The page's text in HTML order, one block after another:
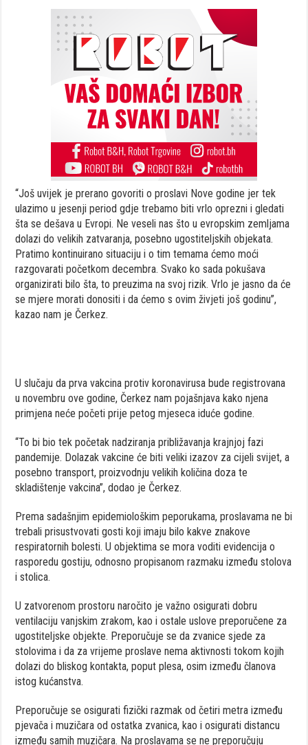
“Još uvijek je prerano govoriti o proslavi Nove godine jer tek
ulazimo u jesenji period gdje trebamo biti vrlo oprezni i gledati
šta se dešava u Evropi. Ne veseli nas što u evropskim zemljama
dolazi do velikih zatvaranja, posebno ugostiteljskih objekata.
Pratimo kontinuirano situaciju i o tim temama ćemo moći
razgovarati početkom decembra. Svako ko sada pokušava
organizirati bilo šta, to preuzima na svoj rizik. Vrlo je jasno da će
se mjere morati donositi i da ćemo s ovim živjeti još godinu”,
kazao nam je Čerkez.
U slučaju da prva vakcina protiv koronavirusa bude registrovana
u novembru ove godine, Čerkez nam pojašnjava kako njena
primjena neće početi prije petog mjeseca iduće godine.
“To bi bio tek početak nadziranja približavanja krajnjoj fazi
pandemije. Dolazak vakcine će biti veliki izazov za cijeli svijet, a
posebno transport, proizvodnju velikih količina doza te
skladištenje vakcina”, dodao je Čerkez.
Prema sadašnjim epidemiološkim peporukama, proslavama ne bi
trebali prisustvovati gosti koji imaju bilo kakve znakove
respiratornih bolesti. U objektima se mora voditi evidencija o
rasporedu gostiju, odnosno propisanom razmaku između stolova
i stolica.
U zatvorenom prostoru naročito je važno osigurati dobru
ventilaciju vanjskim zrakom, kao i ostale uslove preporučene za
ugostiteljske objekte. Preporučuje se da zvanice sjede za
stolovima i da za vrijeme proslave nema aktivnosti tokom kojih
dolazi do bliskog kontakta, poput plesa, osim između članova
istog kućanstva.
Preporučuje se osigurati fizički razmak od četiri metra između
pjevača i muzičara od ostatka zvanica, kao i osigurati distancu
između samih muzičara. Na proslavama se ne preporučuju